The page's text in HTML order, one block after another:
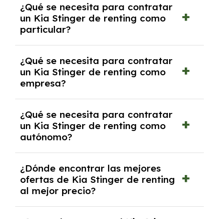
pero puede haber penalizaciones por
cancelación anticipada. Es importante revisar
las condiciones del contrato y hablar con un
experto que te asesore.
¿Qué se necesita para contratar
un Kia Stinger de renting como
particular?
y, en algunos casos, una consulta de solvencia
crediticia y un pago inicial.
¿Qué se necesita para contratar
un Kia Stinger de renting como
empresa?
documentación financiera y, en algunos
casos, un informe de solvencia de la empresa
y un pago inicial.
¿Qué se necesita para contratar
un Kia Stinger de renting como
autónomo?
autónomos, justificante de ingresos y, en
algunos casos, un informe fiscal y un pago
inicial.
¿Dónde encontrar las mejores
ofertas de Kia Stinger de renting
al mejor precio?